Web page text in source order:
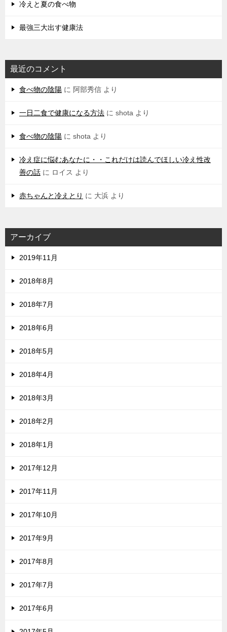
冷えと夏の食べ物
最強三大出す健康法
最近のコメント
食べ物の陰陽 に 阿部秀信 より
一日二食で健康になる方法 に shota より
食べ物の陰陽 に shota より
冷え症に悩むあなたに・・これだけは読んでほしい冷え性改
善の話 に ロイス より
赤ちゃんと冷えとり に 大浜 より
アーカイブ
2019年11月
2018年8月
2018年7月
2018年6月
2018年5月
2018年4月
2018年3月
2018年2月
2018年1月
2017年12月
2017年11月
2017年10月
2017年9月
2017年8月
2017年7月
2017年6月